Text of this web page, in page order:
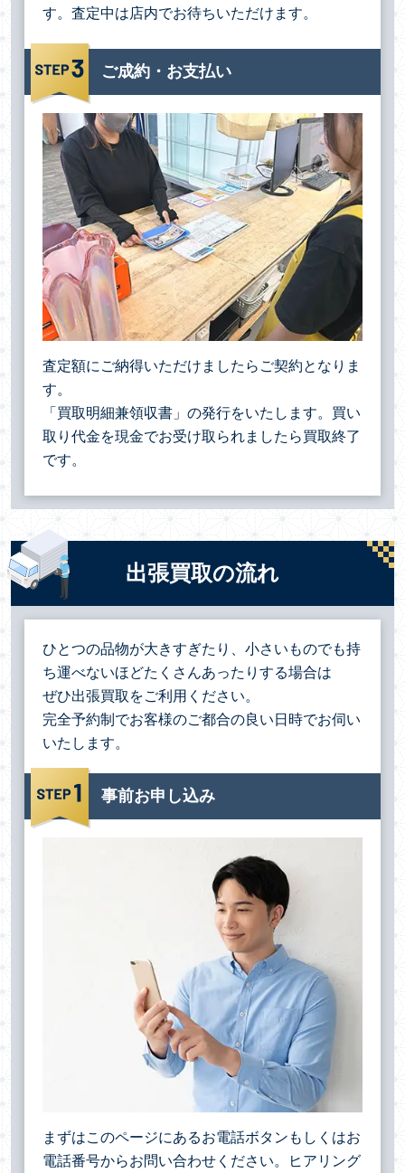
す。査定中は店内でお待ちいただけます。
ご成約・お支払い
査定額にご納得いただけましたらご契約となりま
す。
「買取明細兼領収書」の発行をいたします。買い
取り代金を現金でお受け取られましたら買取終了
です。
出張買取の流れ
ひとつの品物が大きすぎたり、小さいものでも持
ち運べないほどたくさんあったりする場合は
ぜひ出張買取をご利用ください。
完全予約制でお客様のご都合の良い日時でお伺い
いたします。
事前お申し込み
まずはこのページにあるお電話ボタンもしくはお
電話番号からお問い合わせください。ヒアリング